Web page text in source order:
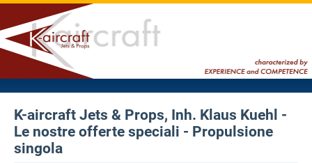
K-aircraft Jets & Props, Inh. Klaus Kuehl -
Le nostre offerte speciali - Propulsione
singola